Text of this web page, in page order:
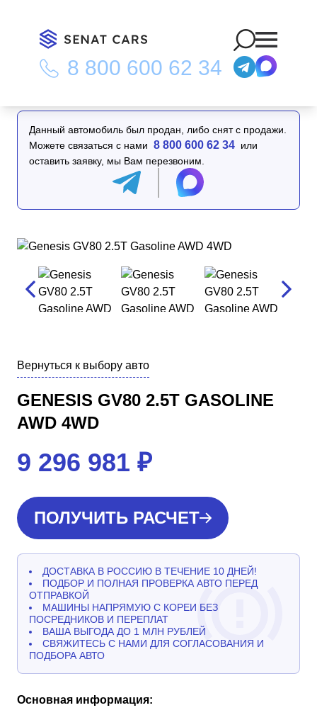
8 800 600 62 34
Главная Каталог/Genesis GV80 2.5T Gasoline AWD 4WD
Данный автомобиль был продан, либо снят с продажи.
Можете связаться с нами 8 800 600 62 34 или
оставить заявку, мы Вам перезвоним.
Вернуться к выбору авто
GENESIS GV80 2.5T GASOLINE
AWD 4WD
9 296 981 ₽
ПОЛУЧИТЬ РАСЧЕТ
ДОСТАВКА В РОССИЮ В ТЕЧЕНИЕ 10 ДНЕЙ!
ПОДБОР И ПОЛНАЯ ПРОВЕРКА АВТО ПЕРЕД
ОТПРАВКОЙ
МАШИНЫ НАПРЯМУЮ С КОРЕИ БЕЗ
ПОСРЕДНИКОВ И ПЕРЕПЛАТ
ВАША ВЫГОДА ДО 1 МЛН РУБЛЕЙ
СВЯЖИТЕСЬ С НАМИ ДЛЯ СОГЛАСОВАНИЯ И
ПОДБОРА АВТО
Основная информация: